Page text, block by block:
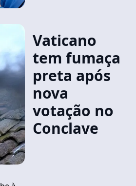
Vaticano
tem fumaça
preta após
nova
votação no
Conclave